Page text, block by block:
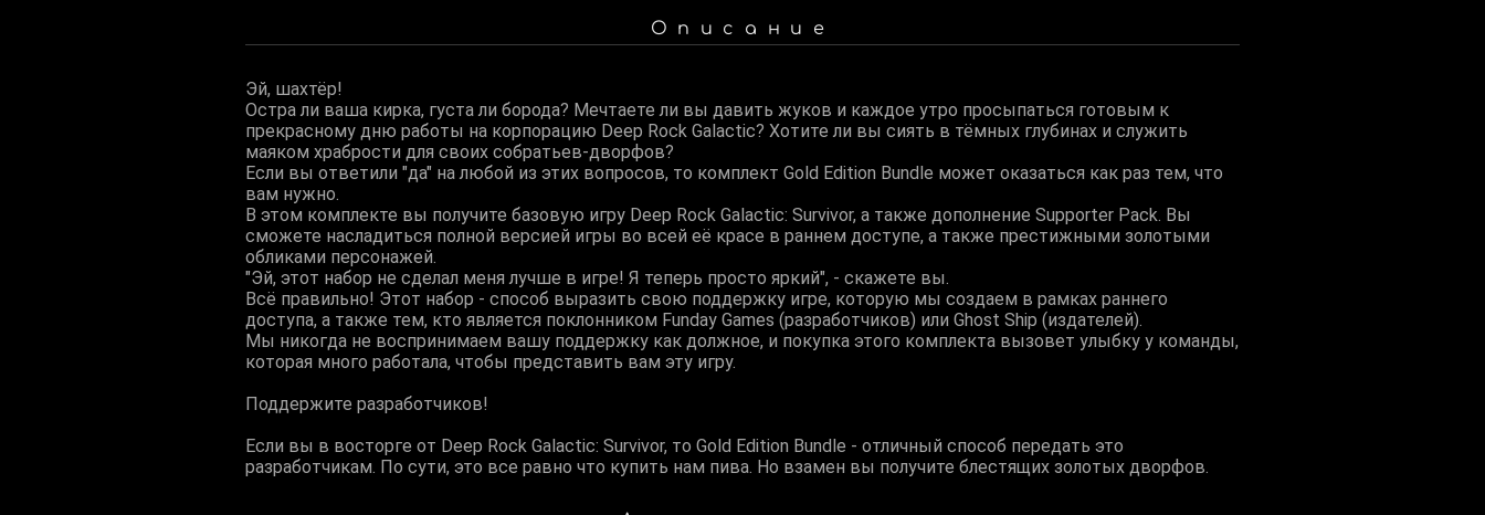
Описание
Эй, шахтёр!
Остра ли ваша кирка, густа ли борода? Мечтаете ли вы давить жуков и каждое утро просыпаться готовым к
прекрасному дню работы на корпорацию Deep Rock Galactic? Хотите ли вы сиять в тёмных глубинах и служить
маяком храбрости для своих собратьев-дворфов?
Если вы ответили "да" на любой из этих вопросов, то комплект Gold Edition Bundle может оказаться как раз тем, что
вам нужно.
В этом комплекте вы получите базовую игру Deep Rock Galactic: Survivor, а также дополнение Supporter Pack. Вы
сможете насладиться полной версией игры во всей её красе в раннем доступе, а также престижными золотыми
обликами персонажей.
"Эй, этот набор не сделал меня лучше в игре! Я теперь просто яркий", - скажете вы.
Всё правильно! Этот набор - способ выразить свою поддержку игре, которую мы создаем в рамках раннего
доступа, а также тем, кто является поклонником Funday Games (разработчиков) или Ghost Ship (издателей).
Мы никогда не воспринимаем вашу поддержку как должное, и покупка этого комплекта вызовет улыбку у команды,
которая много работала, чтобы представить вам эту игру.
Поддержите разработчиков!
Если вы в восторге от Deep Rock Galactic: Survivor, то Gold Edition Bundle - отличный способ передать это
разработчикам. По сути, это все равно что купить нам пива. Но взамен вы получите блестящих золотых дворфов.